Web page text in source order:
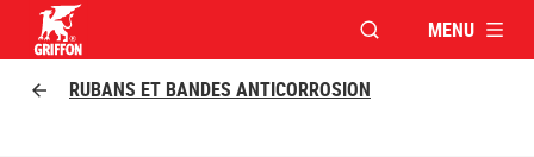
OUVRIR LAMENU
RUBANS ET BANDES ANTICORROSION